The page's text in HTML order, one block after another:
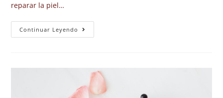
reparar la piel…
Continuar Leyendo